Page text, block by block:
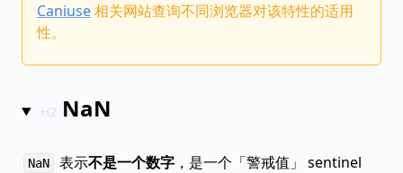
Caniuse相关网站查询不同浏览器对该特性的适用
性。
NaN
NaN 表示不是一个数字 ，是一个「警戒值」 sentinel